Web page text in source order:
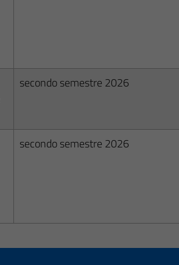
secondo semestre 2026
secondo semestre 2026